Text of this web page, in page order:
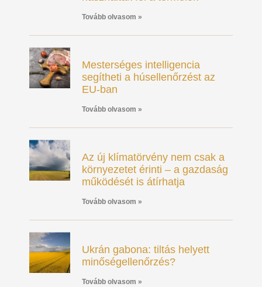
Tovább olvasom »
Mesterséges intelligencia
segítheti a húsellenőrzést az
EU-ban
Tovább olvasom »
Az új klímatörvény nem csak a
környezetet érinti – a gazdaság
működését is átírhatja
Tovább olvasom »
Ukrán gabona: tiltás helyett
minőségellenőrzés?
Tovább olvasom »